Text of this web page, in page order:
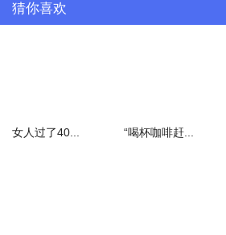
猜你喜欢
女人过了40... “喝杯咖啡赶...